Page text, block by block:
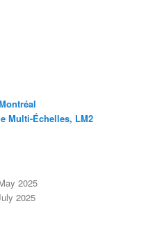
Multi-Échelles, LM2
2025
2025